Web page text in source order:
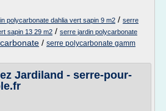
polycarbonate dahlia vert sapin 9 m2 / serre
sapin 13 29 m2 / serre jardin polycarbonate
/ serre polycarbonate gamm
Jardiland - serre-pour-